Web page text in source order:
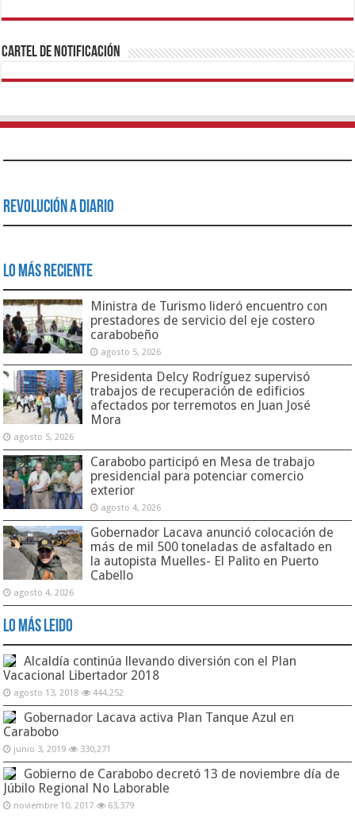
1xbetBetturkeyBetistKralbetSupertotobetTipobetMatadorbetMariobet
https://mvbcasino.com/
Cartel de Notificación
Revolución a Diario
Lo Más Reciente
Ministra de Turismo lideró encuentro con
prestadores de servicio del eje costero
carabobeño
agosto 5, 2026
Presidenta Delcy Rodríguez supervisó
trabajos de recuperación de edificios
afectados por terremotos en Juan José
Mora
agosto 5, 2026
Carabobo participó en Mesa de trabajo
presidencial para potenciar comercio
exterior
agosto 4, 2026
Gobernador Lacava anunció colocación de
más de mil 500 toneladas de asfaltado en
la autopista Muelles- El Palito en Puerto
Cabello
agosto 4, 2026
Lo Más Leido
Alcaldía continúa llevando diversión con el Plan
Vacacional Libertador 2018
agosto 13, 2018 444,252
Gobernador Lacava activa Plan Tanque Azul en
Carabobo
junio 3, 2019 330,271
Gobierno de Carabobo decretó 13 de noviembre día de
Júbilo Regional No Laborable
noviembre 10, 2017 63,379